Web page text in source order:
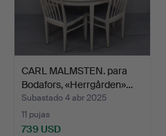
CARL MALMSTEN. para
Bodafors, «Herrgården»…
Subastado 4 abr 2025
11 pujas
739 USD